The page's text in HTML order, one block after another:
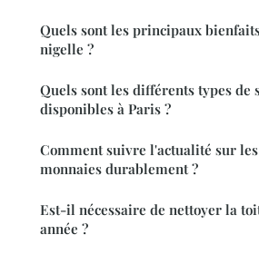
Quels sont les principaux
nigelle ?
Quels sont les différents types de
disponibles à Paris ?
Comment suivre l'actualité sur
monnaies durablement ?
Est-il nécessaire de nettoyer la
année ?